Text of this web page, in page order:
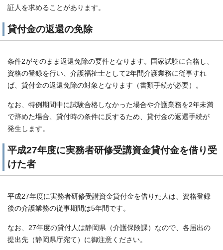
証人を求めることがあります。
貸付金の返還の免除
条件2がそのまま返還免除の要件となります。国家試験に合格し、
資格の登録を行い、介護福祉士として2年間介護業務に従事すれ
ば、貸付金の返還免除の対象となります（書類手続が必要）。
なお、特例期間中に試験合格しなかった場合や介護業務を2年未満
で辞めた場合、貸付時の条件に反するため、貸付金の返還手続が
発生します。
平成27年度に実務者研修受講資金貸付金を借り受
けた者
平成27年度に実務者研修受講資金貸付金を借りた人は、資格登録
後の介護業務の従事期間は5年間です。
なお、27年度の貸付人は静岡県（介護保険課）なので、各届出の
提出先（静岡県庁宛て）に御注意ください。